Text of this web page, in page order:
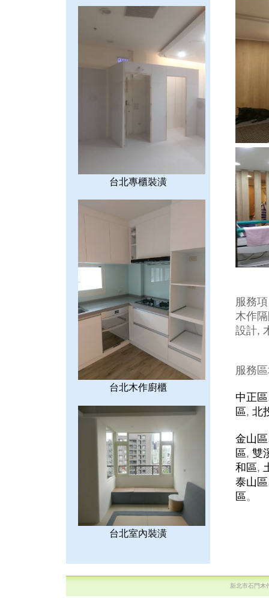
台北專櫃裝潢
台北木作廚櫃
台北室內裝潢
服務
木作
設計,
服務
中正區
區, 北
金山區
區, 雙
和區,
泰山區
區 。
新北市石門木